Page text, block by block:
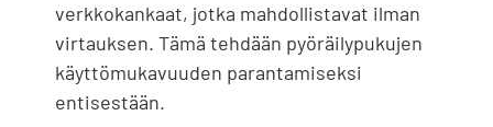
verkkokankaat, jotka mahdollistavat ilman
virtauksen. Tämä tehdään pyöräilypukujen
käyttömukavuuden parantamiseksi
entisestään.